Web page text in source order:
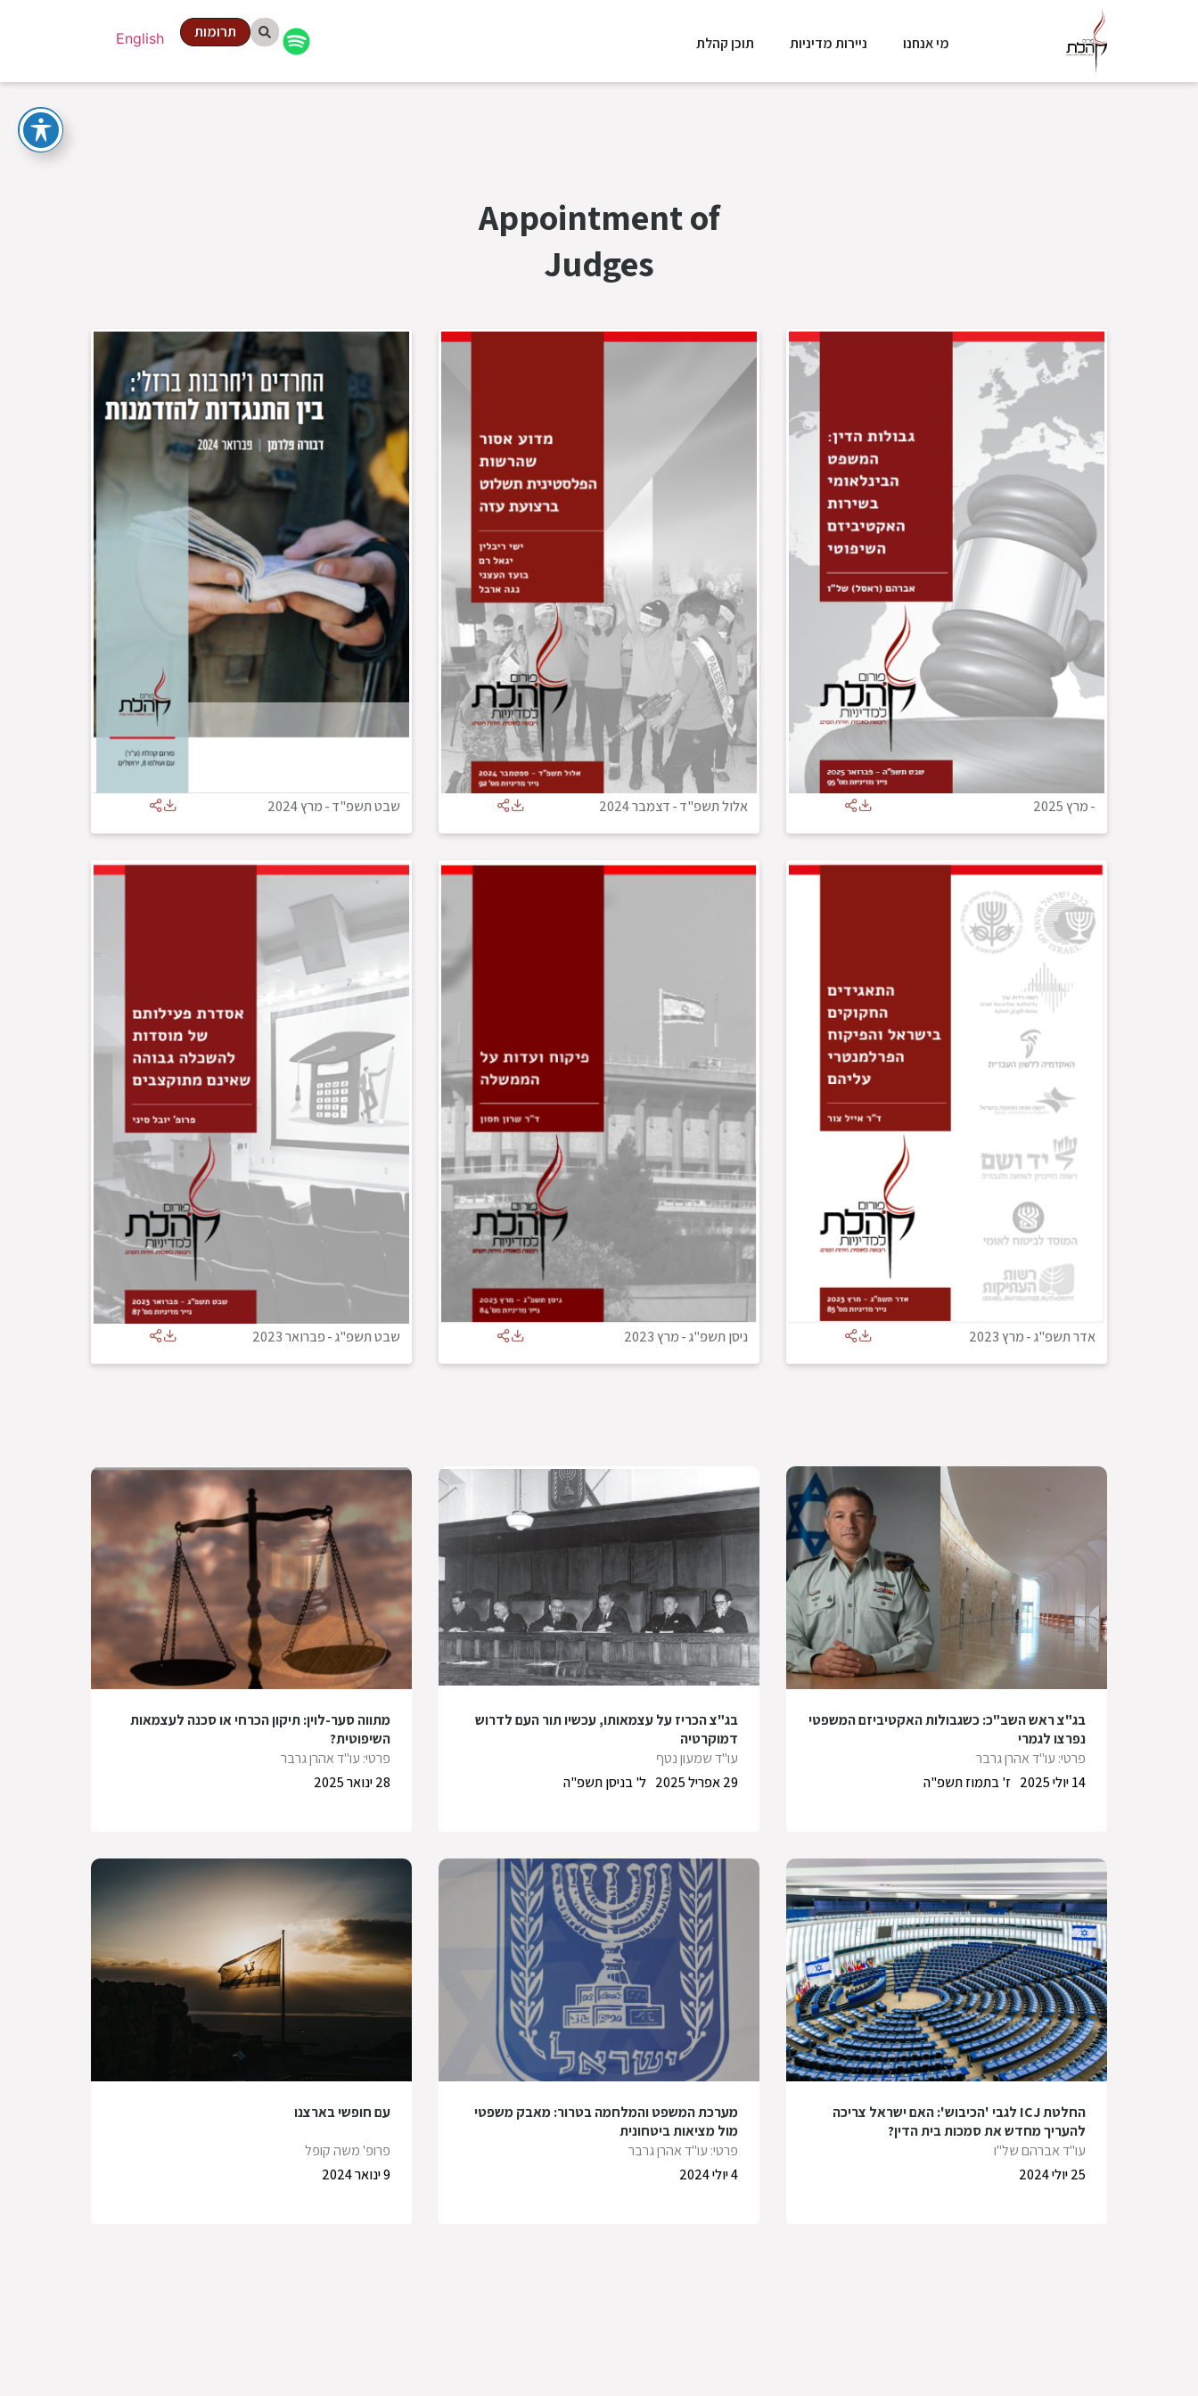
מי אנחנו ניירות מדיניות תוכן קהלת English תרומות
Appointment of
Judges
-מרץ 2025 אלול תשפ"ד-דצמבר 2024 שבט תשפ"ד-מרץ 2024
אדר תשפ"ג-מרץ 2023 ניסן תשפ"ג-מרץ 2023 שבט תשפ"ג-פברואר 2023
בג"צ ראש השב"כ: כשגבולות האקטיביזם המשפטי
נפרצו לגמרי
פרטי: עו"ד אהרן גרבר
ז' בתמוז תשפ"ה
14 יולי 2025
בג"צ הכריז על עצמאותו, עכשיו תור העם לדרוש
דמוקרטיה
עו"ד שמעון נטף
ל' בניסן תשפ"ה
29 אפריל 2025
מתווה סער-לוין: תיקון הכרחי או סכנה לעצמאות
השיפוטית?
פרטי: עו"ד אהרן גרבר
28 ינואר 2025
החלטת ICJ לגבי 'הכיבוש': האם ישראל צריכה
להעריך מחדש את סמכות בית הדין?
עו"ד אברהם של"ו
25 יולי 2024
מערכת המשפט והמלחמה בטרור: מאבק משפטי
מול מציאות ביטחונית
פרטי: עו"ד אהרן גרבר
4 יולי 2024
עם חופשי בארצנו
פרופ' משה קופל
9 ינואר 2024